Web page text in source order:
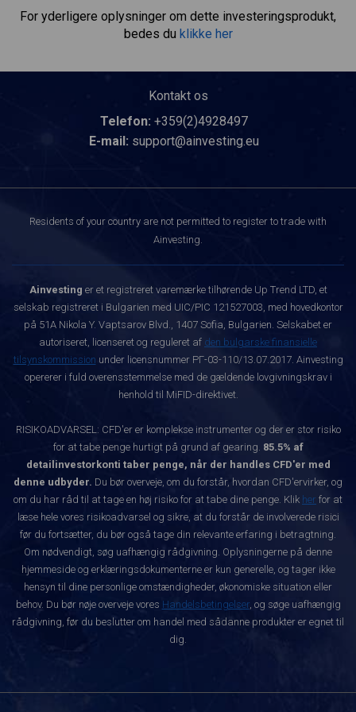
For yderligere oplysninger om dette investeringsprodukt,
bedes du klikke her
Kontakt os
Telefon: +359(2)4928497
E-mail: support@ainvesting.eu
Residents of your country are not permitted to register to trade with
Ainvesting.
Ainvesting er et registreret varemærke tilhørende Up Trend LTD, et
selskab registreret i Bulgarien med UIC/PIC 121527003, med hovedkontor
på 51A Nikola Y. Vaptsarov Blvd., 1407 Sofia, Bulgarien. Selskabet er
autoriseret, licenseret og reguleret af den bulgarske finansielle
tilsynskommission under licensnummer РГ-03-110/13.07.2017. Ainvesting
opererer i fuld overensstemmelse med de gældende lovgivningskrav i
henhold til MiFID-direktivet.
RISIKOADVARSEL: CFD'er er komplekse instrumenter og der er stor risiko
for at tabe penge hurtigt på grund af gearing. 85.5% af
detailinvestorkonti taber penge, når der handles CFD'er med
denne udbyder. Du bør overveje, om du forstår, hvordan CFD'ervirker, og
om du har råd til at tage en høj risiko for at tabe dine penge. Klik her for at
læse hele vores risikoadvarsel og sikre, at du forstår de involverede risici
før du fortsætter, du bør også tage din relevante erfaring i betragtning.
Om nødvendigt, søg uafhængig rådgivning. Oplysningerne på denne
hjemmeside og erklæringsdokumenterne er kun generelle, og tager ikke
hensyn til dine personlige omstændigheder, økonomiske situation eller
behov. Du bør nøje overveje vores Handelsbetingelser, og søge uafhængig
rådgivning, før du beslutter om handel med sådanne produkter er egnet til
dig.